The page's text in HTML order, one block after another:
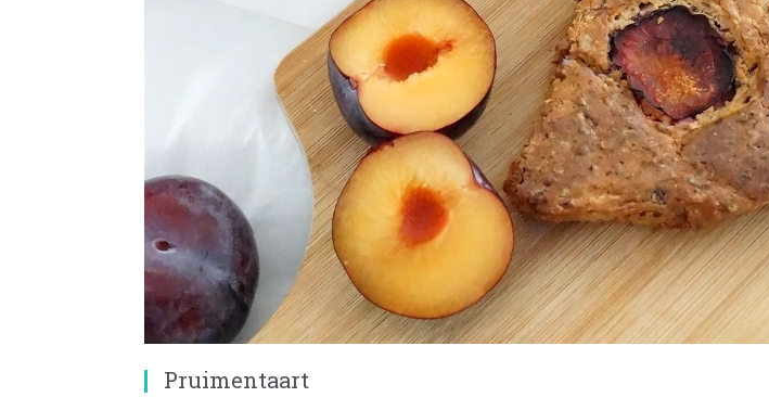
Pruimentaart